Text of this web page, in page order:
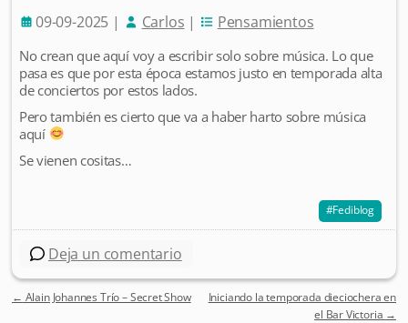
09-09-2025 | Carlos | Pensamientos
No crean que aquí voy a escribir solo sobre música. Lo que
pasa es que por esta época estamos justo en temporada alta
de conciertos por estos lados.
Pero también es cierto que va a haber harto sobre música
aquí
Se vienen cositas…
Fediblog
Deja un comentario
Post navigation
← Alain Johannes Trío – Secret Show
Iniciando la temporada dieciochera en
el Bar Victoria →